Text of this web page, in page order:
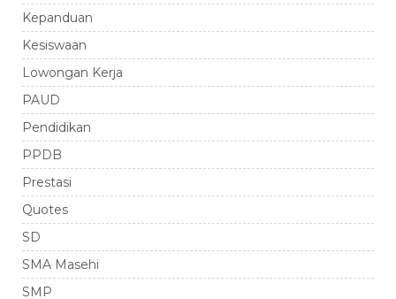
Kepanduan
Kesiswaan
Lowongan Kerja
PAUD
Pendidikan
PPDB
Prestasi
Quotes
SD
SMA Masehi
SMP